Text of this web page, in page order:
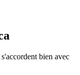
bien avec